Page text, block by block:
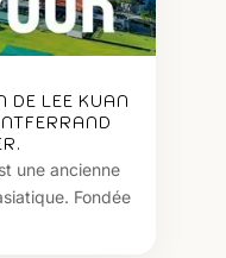
DE LEE KUAN
une ancienne
Fondée